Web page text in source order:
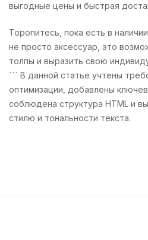
выгодные цены и быстрая
Торопитесь, пока есть в
не просто аксессуар, это
толпы и выразить свою
``` В данной статье учтены
оптимизации, добавлены
соблюдена структура HTML и
стилю и тональности текста.